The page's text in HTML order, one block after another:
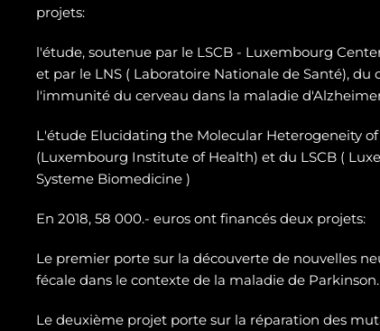
projets:
l'étude, soutenue par le LSCB - Luxembourg
et par le LNS ( Laboratoire Nationale de Santé),
l'immunité du cerveau dans la maladie
L'étude Elucidating the Molecular Heterogeneity
(Luxembourg Institute of Health) et du LSCB (
Systeme Biomedicine )
En 2018, 58 000.- euros ont financés deux projets:
Le premier porte sur la découverte de nouvelles
fécale dans le contexte de la maladie de
Le deuxième projet porte sur la réparation des